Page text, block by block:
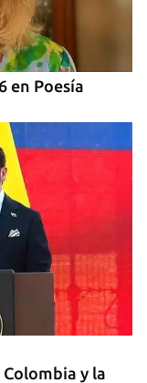
en Poesía
y la